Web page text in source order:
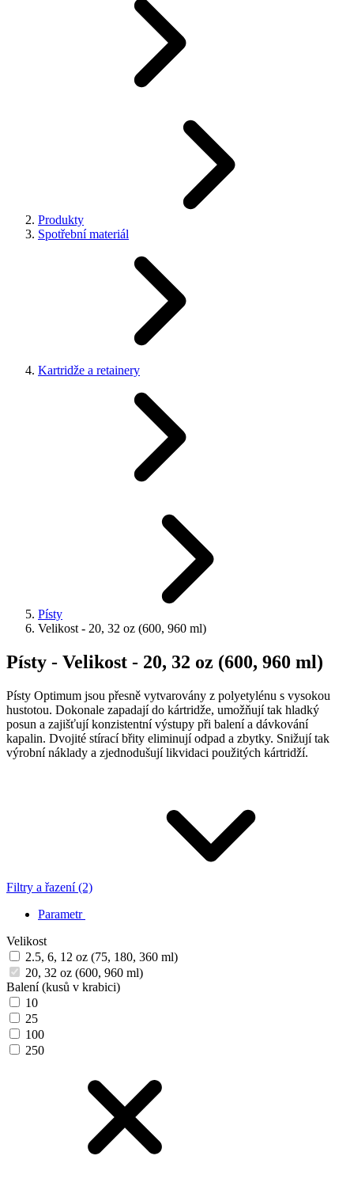
Produkty
Spotřební materiál
Kartridže a retainery
Písty
Velikost - 20, 32 oz (600, 960 ml)
Písty - Velikost - 20, 32 oz (600, 960 ml)
Písty Optimum jsou přesně vytvarovány z polyetylénu s vysokou
hustotou. Dokonale zapadají do kártridže, umožňují tak hladký
posun a zajišťují konzistentní výstupy při balení a dávkování
kapalin. Dvojité stírací břity eliminují odpad a zbytky. Snižují tak
výrobní náklady a zjednodušují likvidaci použitých kártridží.
Filtry a řazení (2)
Parametr
Velikost
2.5, 6, 12 oz (75, 180, 360 ml)
20, 32 oz (600, 960 ml)
Balení (kusů v krabici)
10
25
100
250